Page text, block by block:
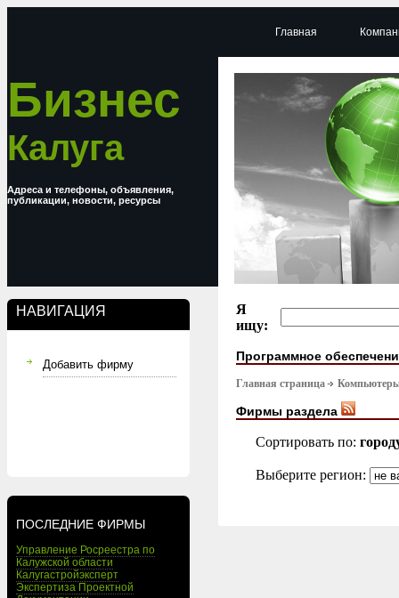
Бизнес
Калуга
Адреса и телефоны, объявления,
публикации, новости, ресурсы
НАВИГАЦИЯ
Добавить фирму
ПОСЛЕДНИЕ ФИРМЫ
Управление Росреестра по
Калужской области
Калугастройэксперт
Экспертиза Проектной
Главная
Я
ищу:
Программное
Главная страница
Фирмы раздела
Сортировать по:
Выберите регион: